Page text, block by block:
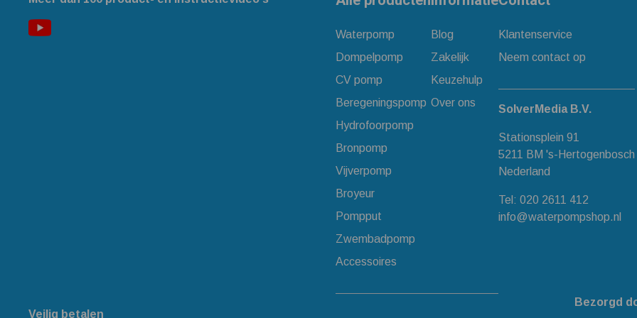
Waterpomp
Dompelpomp
CV pomp
Beregeningspomp
Hydrofoorpomp
Bronpomp
Vijverpomp
Broyeur
Pompput
Zwembadpomp
Accessoires
Blog
Zakelijk
Keuzehulp
Over ons
Klantenservice
Neem contact op
SolverMedia B.V.
Stationsplein 91
5211 BM 's-Hertogenbosch
Nederland
Tel: 020 2611 412
info@waterpompshop.nl
Veilig betalen
Bezorgd